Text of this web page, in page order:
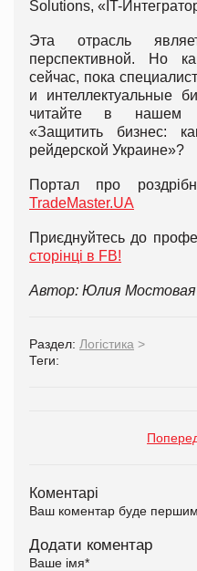
Solutions, «IT-
Эта отрасль
перспективной. Но
сейчас, пока
и интеллектуальные
читайте в нашем
«Защитить бизнес:
рейдерской Украине»?
Портал про
TradeMaster.UA
Приєднуйтесь до
сторінці в FB!
Автор: Юлия Мостовая
Раздел: Логістика >
Теги:
Коментарі
Ваш коментар буде першим.
Додати коментар
Ваше імя*